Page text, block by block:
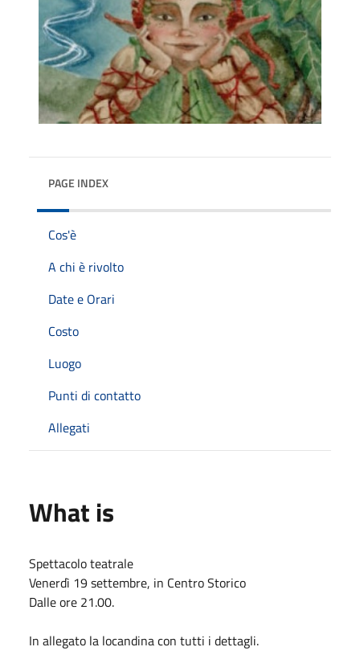
PAGE INDEX
Cos'è
A chi è rivolto
Date e Orari
Costo
Luogo
Punti di contatto
Allegati
What is
Spettacolo teatrale
Venerdì 19 settembre, in Centro Storico
Dalle ore 21.00.
In allegato la locandina con tutti i dettagli.